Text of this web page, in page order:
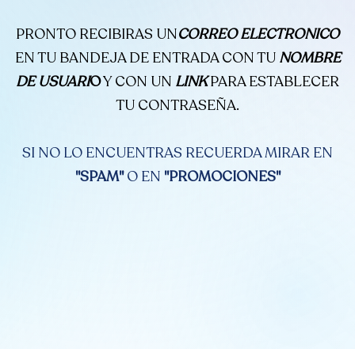
PRONTO RECIBIRAS UNCORREO ELECTRONICO
EN TU BANDEJA DE ENTRADA CON TU NOMBRE
DE USUARIOY CON UN LINKPARA ESTABLECER
TU CONTRASEÑA.
SI NO LO ENCUENTRAS RECUERDA MIRAR EN
"SPAM"O EN "PROMOCIONES"